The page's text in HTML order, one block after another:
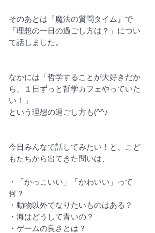
そのあとは『魔法の質問タイム』で
「理想の一日の過ごし方は？」につい
て話しました。
なかには「哲学することが大好きだか
ら、１日ずっと哲学カフェやっていた
い！」
という理想の過ごし方も(^^♪
今日みんなで話してみたい！と、こど
もたちから出てきた問いは、
・「かっこいい」「かわいい」って
何？
・動物以外でなりたいものはある？
・海はどうして青いの？
・ゲームの良さとは？